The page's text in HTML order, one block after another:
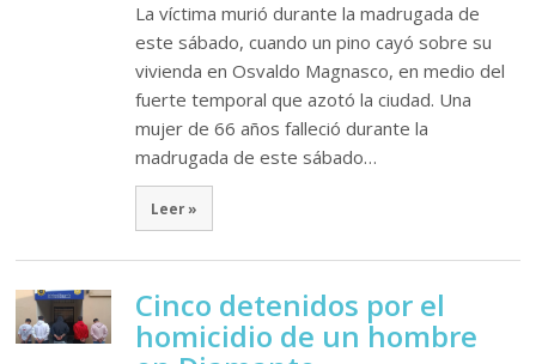
La víctima murió durante la madrugada de
este sábado, cuando un pino cayó sobre su
vivienda en Osvaldo Magnasco, en medio del
fuerte temporal que azotó la ciudad. Una
mujer de 66 años falleció durante la
madrugada de este sábado…
Leer »
Cinco detenidos por el
homicidio de un hombre